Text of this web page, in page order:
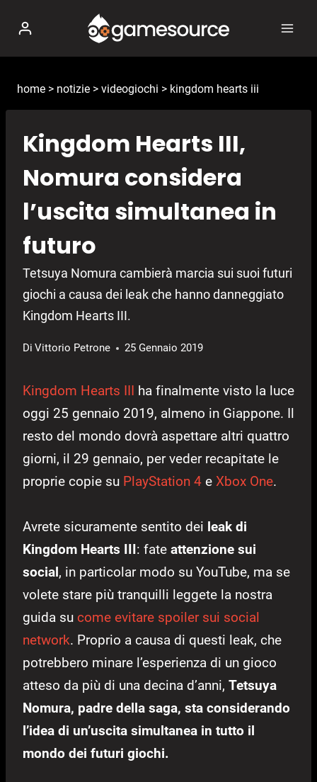
contenuto
home > notizie > videogiochi > kingdom hearts iii
Kingdom Hearts III,
Nomura considera
l’uscita simultanea in
futuro
Tetsuya Nomura cambierà marcia sui suoi futuri
giochi a causa dei leak che hanno danneggiato
Kingdom Hearts III.
Di Vittorio Petrone 25 Gennaio 2019
Kingdom Hearts III ha finalmente visto la luce
oggi 25 gennaio 2019, almeno in Giappone. Il
resto del mondo dovrà aspettare altri quattro
giorni, il 29 gennaio, per veder recapitate le
proprie copie su PlayStation 4 e Xbox One.
Avrete sicuramente sentito dei leak di
Kingdom Hearts III: fate attenzione sui
social, in particolar modo su YouTube, ma se
volete stare più tranquilli leggete la nostra
guida su come evitare spoiler sui social
network. Proprio a causa di questi leak, che
potrebbero minare l’esperienza di un gioco
atteso da più di una decina d’anni, Tetsuya
Nomura, padre della saga, sta considerando
l’idea di un’uscita simultanea in tutto il
mondo dei futuri giochi.